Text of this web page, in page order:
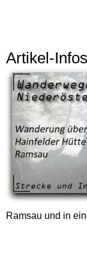
Artikel-Infos
Ramsau und in